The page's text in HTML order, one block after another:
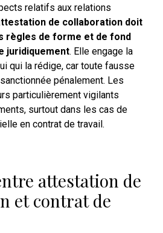
relatifs aux relations
de collaboration doit
règles de forme et de fond
juridiquement. Elle engage la
qui la rédige, car toute fausse
pénalement. Les
particulièrement vigilants
surtout dans les cas de
en contrat de travail.
attestation de
et contrat de